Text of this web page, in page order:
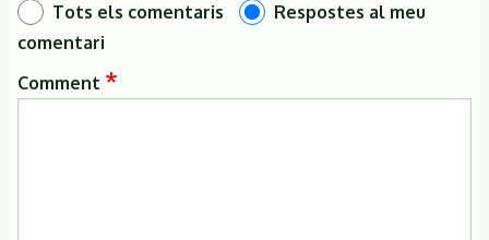
Tots els comentaris
Respostes al meu
comentari
Comment